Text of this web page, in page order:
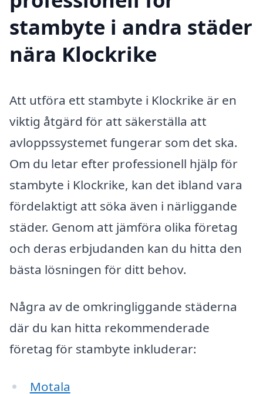
stambyte i andra städer
nära Klockrike
Att utföra ett stambyte i Klockrike är en
viktig åtgärd för att säkerställa att
avloppssystemet fungerar som det ska.
Om du letar efter professionell hjälp för
stambyte i Klockrike, kan det ibland vara
fördelaktigt att söka även i närliggande
städer. Genom att jämföra olika företag
och deras erbjudanden kan du hitta den
bästa lösningen för ditt behov.
Några av de omkringliggande städerna
där du kan hitta rekommenderade
företag för stambyte inkluderar:
Motala